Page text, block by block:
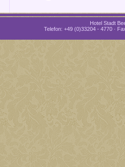
Hotel Stadt
Telefon: +49 (0)33204 - 4770 ·